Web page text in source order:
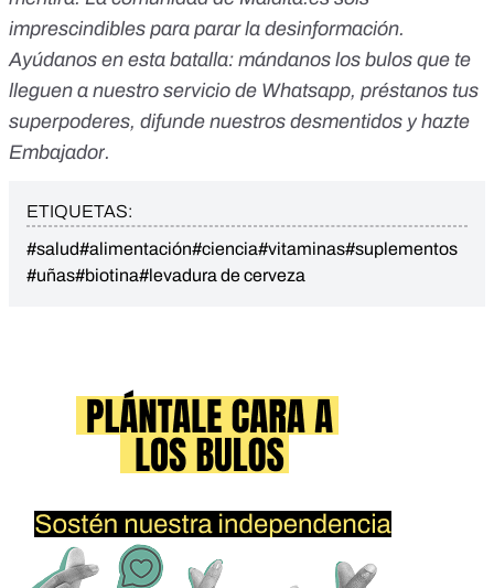
imprescindibles para parar la desinformación.
Ayúdanos en esta batalla: mándanos los bulos que te
lleguen a nuestro servicio de Whatsapp, préstanos tus
superpoderes, difunde nuestros desmentidos y hazte
Embajador.
ETIQUETAS:
#salud#alimentación#ciencia#vitaminas#suplementos
#uñas#biotina#levadura de cerveza